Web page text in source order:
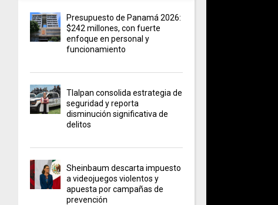
Presupuesto de Panamá 2026:
$242 millones, con fuerte
enfoque en personal y
funcionamiento
Tlalpan consolida estrategia de
seguridad y reporta
disminución significativa de
delitos
Sheinbaum descarta impuesto
a videojuegos violentos y
apuesta por campañas de
prevención